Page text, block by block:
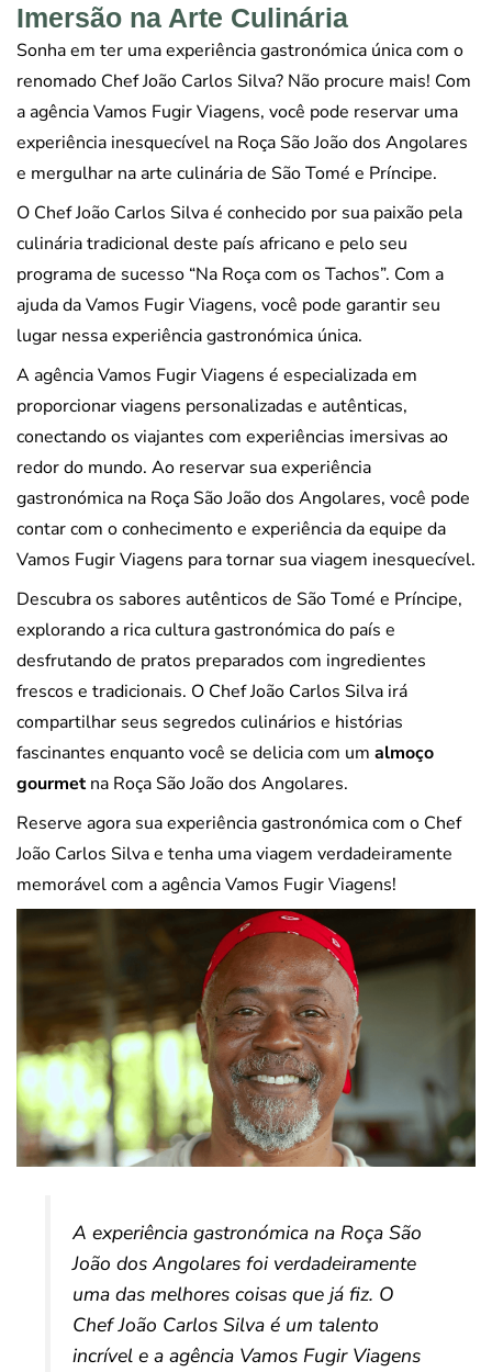
Imersão na Arte Culinária
Sonha em ter uma experiência gastronómica única com o
renomado Chef João Carlos Silva? Não procure mais! Com
a agência Vamos Fugir Viagens, você pode reservar uma
experiência inesquecível na Roça São João dos Angolares
e mergulhar na arte culinária de São Tomé e Príncipe.
O Chef João Carlos Silva é conhecido por sua paixão pela
culinária tradicional deste país africano e pelo seu
programa de sucesso “Na Roça com os Tachos”. Com a
ajuda da Vamos Fugir Viagens, você pode garantir seu
lugar nessa experiência gastronómica única.
A agência Vamos Fugir Viagens é especializada em
proporcionar viagens personalizadas e autênticas,
conectando os viajantes com experiências imersivas ao
redor do mundo. Ao reservar sua experiência
gastronómica na Roça São João dos Angolares, você pode
contar com o conhecimento e experiência da equipe da
Vamos Fugir Viagens para tornar sua viagem inesquecível.
Descubra os sabores autênticos de São Tomé e Príncipe,
explorando a rica cultura gastronómica do país e
desfrutando de pratos preparados com ingredientes
frescos e tradicionais. O Chef João Carlos Silva irá
compartilhar seus segredos culinários e histórias
fascinantes enquanto você se delicia com um almoço
gourmetna Roça São João dos Angolares.
Reserve agora sua experiência gastronómica com o Chef
João Carlos Silva e tenha uma viagem verdadeiramente
memorável com a agência Vamos Fugir Viagens!
A experiência gastronómica na Roça São
João dos Angolares foi verdadeiramente
uma das melhores coisas que já fiz. O
Chef João Carlos Silva é um talento
incrível e a agência Vamos Fugir Viagens